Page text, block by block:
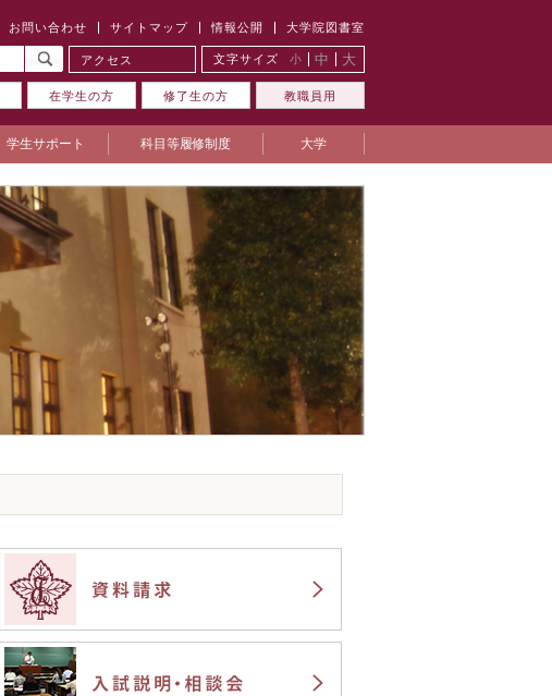
お問い合わせ サイトマップ 情報公開 大学院図書室
アクセス 文字サイズ 小 中 大
在学生の方 修了生の方 教職員用
学生サポート 科目等履修制度 大学